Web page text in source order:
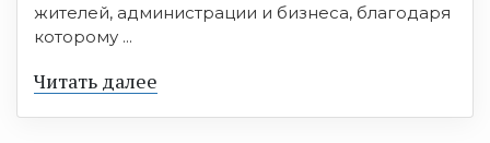
жителей, администрации и бизнеса, благодаря
которому ...
Читать далее